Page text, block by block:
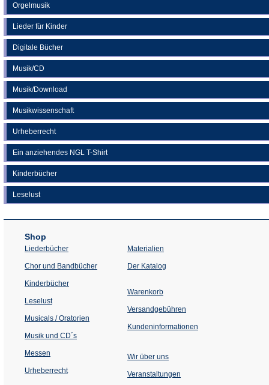
Orgelmusik
Lieder für Kinder
Digitale Bücher
Musik/CD
Musik/Download
Musikwissenschaft
Urheberrecht
Ein anziehendes NGL T-Shirt
Kinderbücher
Leselust
Shop
Liederbücher
Chor und Bandbücher
Kinderbücher
Leselust
Musicals / Oratorien
Musik und CD´s
Messen
Urheberrecht
Materialien
Der Katalog
Warenkorb
Versandgebühren
Kundeninformationen
Wir über uns
Veranstaltungen